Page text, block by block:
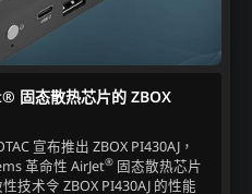
固态散热芯片的 ZBOX
宣布推出 ZBOX PI430AJ，
革命性 AirJet®固态散热芯片
技术令 ZBOX PI430AJ 的性能